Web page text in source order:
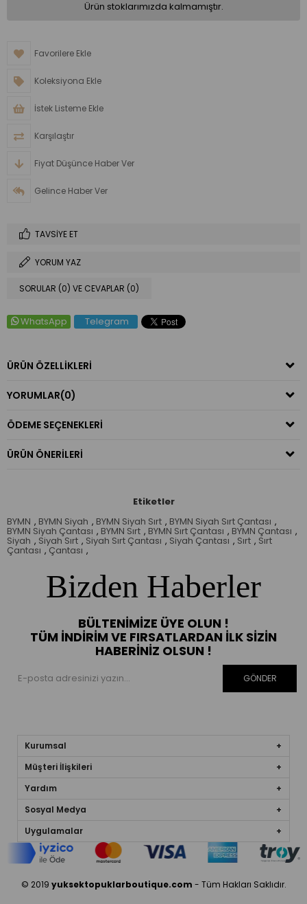
Ürün stoklarımızda kalmamıştır.
Favorilere Ekle
Koleksiyona Ekle
İstek Listeme Ekle
Karşılaştır
Fiyat Düşünce Haber Ver
Gelince Haber Ver
TAVSIYE ET
YORUM YAZ
SORULAR (0) VE CEVAPLAR (0)
WhatsApp Telegram
ÜRÜN ÖZELLIKLERI
YORUMLAR(0)
ÖDEME SEÇENEKLERI
ÜRÜN ÖNERILERI
Etiketler
BYMN , BYMN Siyah , BYMN Siyah Sırt , BYMN Siyah Sırt Çantası ,
BYMN Siyah Çantası , BYMN Sırt , BYMN Sırt Çantası , BYMN Çantası ,
Siyah , Siyah Sırt , Siyah Sırt Çantası , Siyah Çantası , Sırt , Sırt
Çantası , Çantası ,
Bizden Haberler
BÜLTENIMIZE ÜYE OLUN !
TÜM İNDIRIM VE FIRSATLARDAN İLK SIZIN
HABERINIZ OLSUN !
GÖNDER
Kurumsal
Müşteri İlişkileri
Yardım
Sosyal Medya
Uygulamalar
© 2019 yuksektopuklarboutique.com - Tüm Hakları Saklıdır.